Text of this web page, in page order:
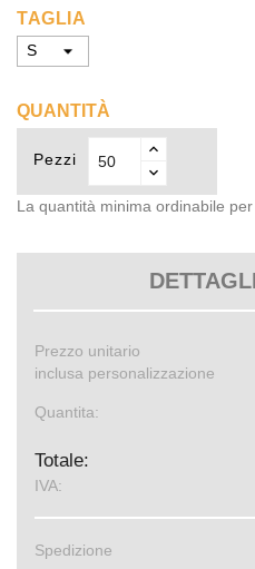
TAGLIA
QUANTITÀ
Pezzi
La quantità minima ordinabile
Prezzo unitario
inclusa personalizzazione
Quantita:
Totale:
IVA:
Spedizione